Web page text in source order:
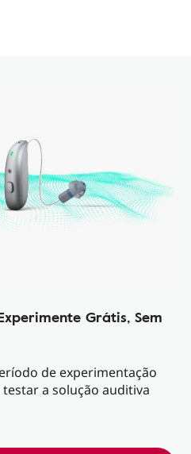
Grátis, Sem
de experimentação
a solução auditiva